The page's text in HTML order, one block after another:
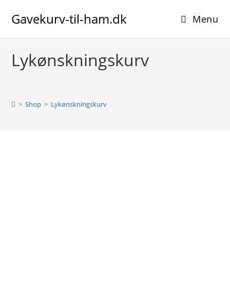
Gavekurv-til-ham.dk Menu
Lykønskningskurv
> Shop > Lykønskningskurv